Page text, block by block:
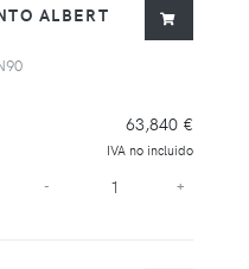
ALBERT
63,840 €
IVA no incluido
- +